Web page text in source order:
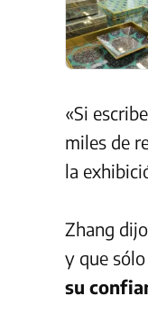
«Si
miles de
la
Zhang
y que
su